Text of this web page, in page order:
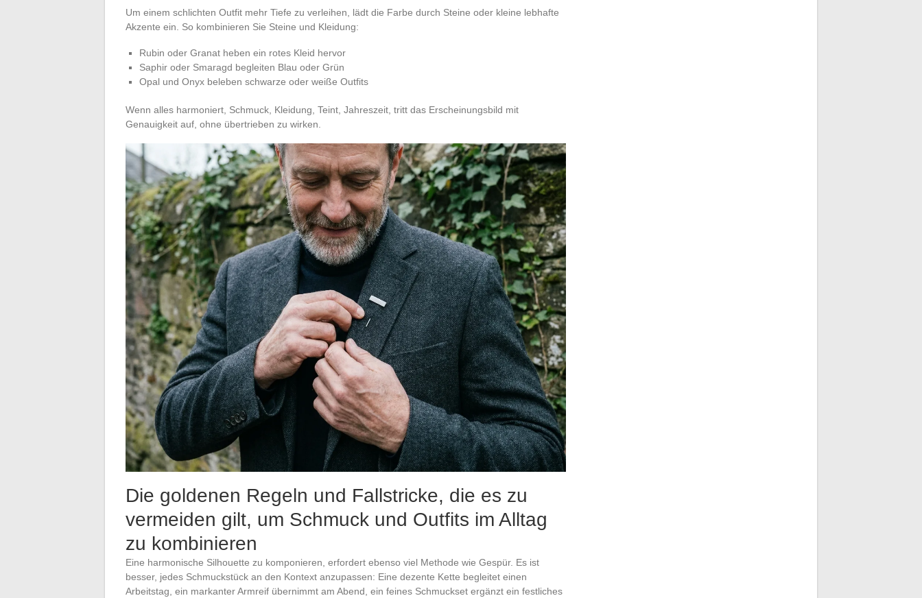
Um einem schlichten Outfit mehr Tiefe zu verleihen, lädt die Farbe durch Steine oder kleine lebhafte
Akzente ein. So kombinieren Sie Steine und Kleidung:
Rubin oder Granat heben ein rotes Kleid hervor
Saphir oder Smaragd begleiten Blau oder Grün
Opal und Onyx beleben schwarze oder weiße Outfits
Wenn alles harmoniert, Schmuck, Kleidung, Teint, Jahreszeit, tritt das Erscheinungsbild mit
Genauigkeit auf, ohne übertrieben zu wirken.
Die goldenen Regeln und Fallstricke, die es zu
vermeiden gilt, um Schmuck und Outfits im Alltag
zu kombinieren
Eine harmonische Silhouette zu komponieren, erfordert ebenso viel Methode wie Gespür. Es ist
besser, jedes Schmuckstück an den Kontext anzupassen: Eine dezente Kette begleitet einen
Arbeitstag, ein markanter Armreif übernimmt am Abend, ein feines Schmuckset ergänzt ein festliches